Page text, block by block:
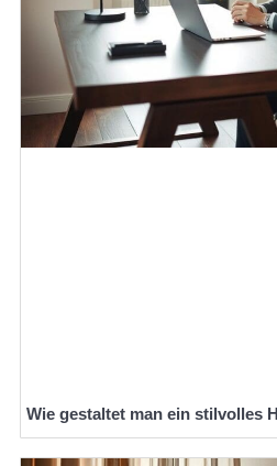
Wie gestaltet man ein stilvolles